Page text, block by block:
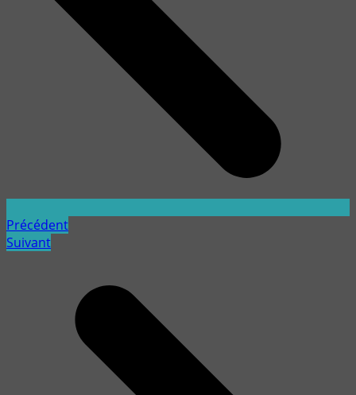
Précédent
Suivant